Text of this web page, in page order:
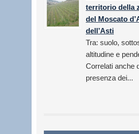
territorio della
del Moscato
dell’Asti
Tra: suolo,
altitudine e
Correlati anche
presenza dei...